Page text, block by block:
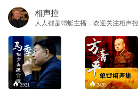
相声控
人人都是蜻蜓主播，欢迎关注相声控
2921 2495